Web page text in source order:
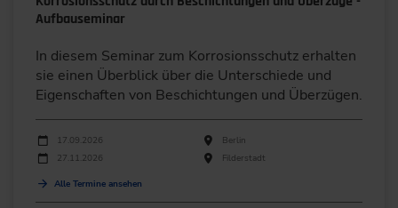
Aufbauseminar
In diesem Seminar zum Korrosionsschutz erhalten
sie einen Überblick über die Unterschiede und
Eigenschaften von Beschichtungen und Überzügen.
Durchführungen
Veranstaltungsdatum Veranstaltungsort
17.09.2026
Berlin
27.11.2026
Filderstadt
Alle Termine ansehen